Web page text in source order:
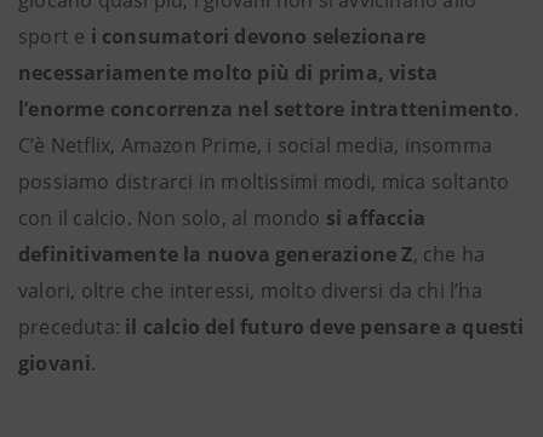
sport e i consumatori devono selezionare
necessariamente molto più di prima, vista
l’enorme concorrenza nel settore intrattenimento.
C’è Netflix, Amazon Prime, i social media, insomma
possiamo distrarci in moltissimi modi, mica soltanto
con il calcio. Non solo, al mondo si affaccia
definitivamente la nuova generazione Z, che ha
valori, oltre che interessi, molto diversi da chi l’ha
preceduta: il calcio del futuro deve pensare a questi
giovani.